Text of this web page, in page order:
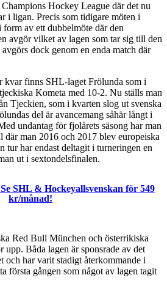
Hockey League där det nu
i ligan. Precis som tidigare möten i
form av ett dubbelmöte där den
avgör vilket av lagen som tar sig till den
dock genom en enda match där
kvar finns SHL-laget Frölunda som i
Kometa med 10-2. Nu ställs man
Tjeckien, som i kvarten slog ut svenska
del är avancemang såhär långt i
undantag för fjolårets säsong har man
man 2016 och 2017 blev europeiska
tur har endast deltagit i turneringen en
ut i sextondelsfinalen.
SHL & Hockeyallsvenskan för 549
kr/månad!
Red Bull München och österrikiska
Båda lagen är sponsrade av det
och har varit stadigt återkommande i
första gången som något av lagen tagit